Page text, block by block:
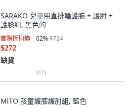
SARAKO 兒童用直排輪護腕 + 護肘 +
護膝組, 黑色的
首購折扣價 62%$724
$272
缺貨
(12)
MiTO 孩童護膝護肘組, 藍色